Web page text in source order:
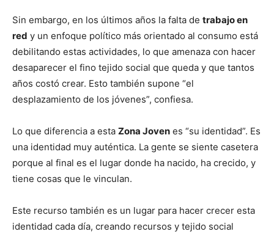
Sin embargo, en los últimos años la falta de trabajo en
red y un enfoque político más orientado al consumo está
debilitando estas actividades, lo que amenaza con hacer
desaparecer el fino tejido social que queda y que tantos
años costó crear. Esto también supone “el
desplazamiento de los jóvenes”, confiesa.
Lo que diferencia a esta Zona Joven es “su identidad”. Es
una identidad muy auténtica. La gente se siente casetera
porque al final es el lugar donde ha nacido, ha crecido, y
tiene cosas que le vinculan.
Este recurso también es un lugar para hacer crecer esta
identidad cada día, creando recursos y tejido social